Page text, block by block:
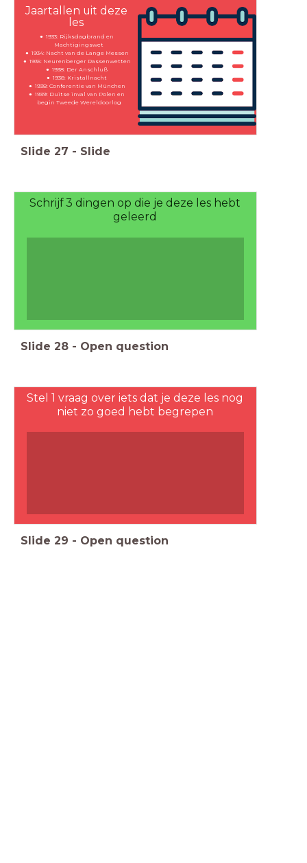
Jaartallen uit deze
les
1933: Rijksdagbrand en
Machtigingswet
1934: Nacht van de Lange Messen
1935: Neurenberger Rassenwetten
1938: Der Anschluß
1938: Kristallnacht
1938: Conferentie van München
1939: Duitse inval van Polen en
begin Tweede Wereldoorlog
Slide 27 - Slide
Schrijf 3 dingen op die je deze les hebt
geleerd
Slide 28 - Open question
Stel 1 vraag over iets dat je deze les nog
niet zo goed hebt begrepen
Slide 29 - Open question